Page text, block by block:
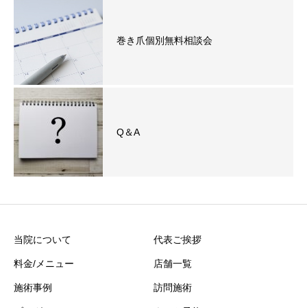
巻き爪個別無料相談会
Q＆A
当院について 代表ご挨拶
料金/メニュー 店舗一覧
施術事例 訪問施術